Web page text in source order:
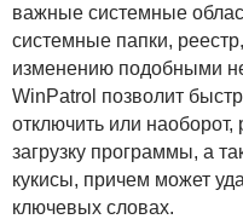
важные системные
системные папки,
изменению подобными
WinPatrol позволит
отключить или
загрузку программы, а
кукисы, причем может
ключевых словах.